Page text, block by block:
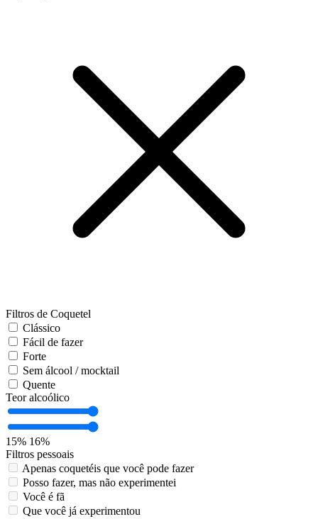
Filtros de Coquetel
Clássico
Fácil de fazer
Forte
Sem álcool / mocktail
Quente
Teor alcoólico
15% 16%
Filtros pessoais
Apenas coquetéis que você pode fazer
Posso fazer, mas não experimentei
Você é fã
Que você já experimentou